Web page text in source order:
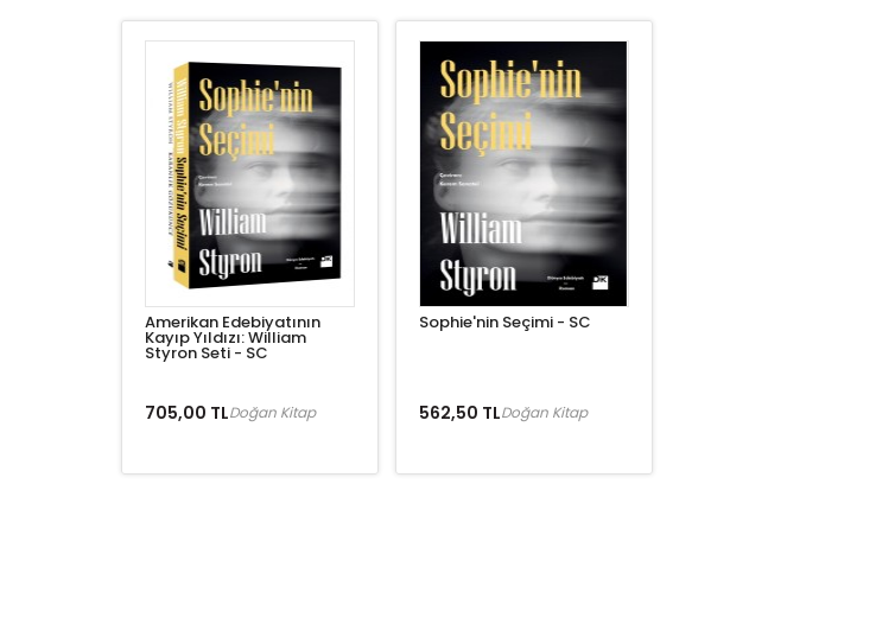
Amerikan Edebiyatının
Kayıp Yıldızı: William
Styron Seti - SC
705,00 TLDoğan Kitap
Sophie'nin Seçimi - SC
562,50 TLDoğan Kitap